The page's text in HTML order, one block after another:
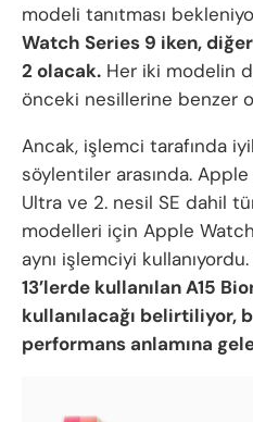
modeli tanıtması
Watch Series 9 iken,
2 olacak. Her iki modelin
önceki nesillerine benzer
Ancak, işlemci tarafında
söylentiler arasında.
Ultra ve 2. nesil SE dahil
modelleri için Apple
aynı işlemciyi kullanıyordu.
13’lerde kullanılan A15
kullanılacağı belirtiliyor,
performans anlamına